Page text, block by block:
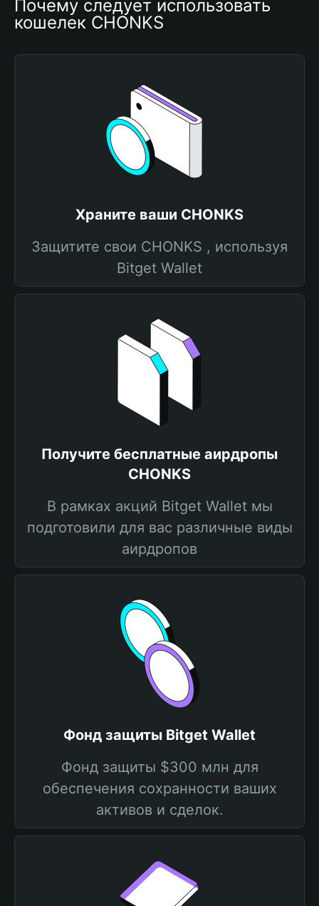
Почему следует использовать
кошелек CHONKS
Храните ваши CHONKS
Защитите свои CHONKS , используя
Bitget Wallet
Получите бесплатные аирдропы
CHONKS
В рамках акций Bitget Wallet мы
подготовили для вас различные виды
аирдропов
Фонд защиты Bitget Wallet
Фонд защиты $300 млн для
обеспечения сохранности ваших
активов и сделок.